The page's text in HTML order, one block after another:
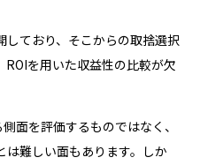
しており、そこからの取捨選択
を用いた収益性の比較が欠
面を評価するものではなく、
難しい面もあります。しか